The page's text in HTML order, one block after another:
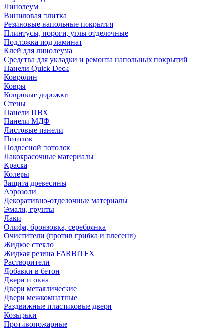
Линолеум
Виниловая плитка
Резиновые напольные покрытия
Плинтусы, пороги, углы отделочные
Подложка под ламинат
Клей для линолеума
Средства для укладки и ремонта напольных покрытий
Панели Quick Deck
Ковролин
Ковры
Ковровые дорожки
Стены
Панели ПВХ
Панели МДФ
Листовые панели
Потолок
Подвесной потолок
Лакокрасочные материалы
Краска
Колеры
Защита древесины
Аэрозоли
Декоративно-отделочные материалы
Эмали, грунты
Лаки
Олифа, бронзовка, серебрянка
Очистители (против грибка и плесени)
Жидкое стекло
Жидкая резина FARBITEX
Растворители
Добавки в бетон
Двери и окна
Двери металлические
Двери межкомнатные
Раздвижные пластиковые двери
Козырьки
Противопожарные